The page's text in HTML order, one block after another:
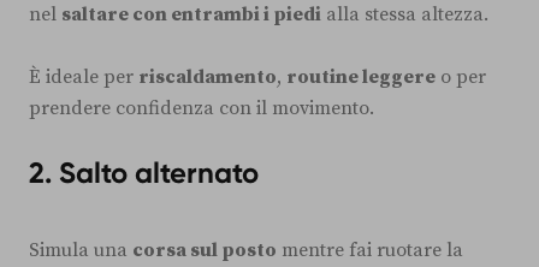
nel saltare con entrambi i piedi alla stessa altezza.
È ideale per riscaldamento, routine leggere o per
prendere confidenza con il movimento.
2. Salto alternato
Simula una corsa sul posto mentre fai ruotare la